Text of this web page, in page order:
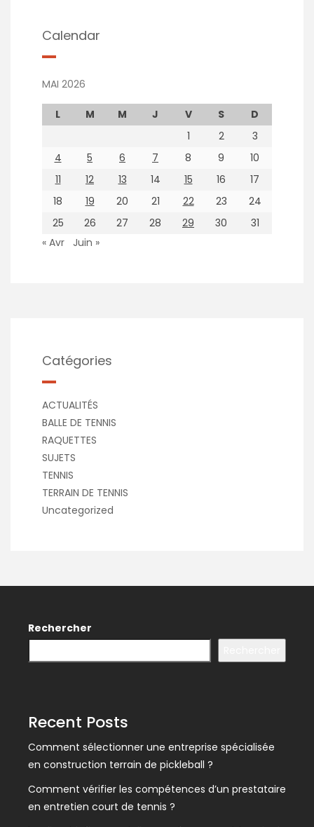
Calendar
MAI 2026
L M M J V S
D
1
2
3
4
5 6 7 8 9
10
11
12 13 14 15 16
17
18
19 20 21 22 23
24
25
26 27 28 29 30
31
« Avr
Juin »
Catégories
ACTUALITÉS
BALLE DE TENNIS
RAQUETTES
SUJETS
TENNIS
TERRAIN DE TENNIS
Uncategorized
Rechercher
Recent Posts
Comment sélectionner une entreprise spécialisée
en construction terrain de pickleball ?
Comment vérifier les compétences d’un prestataire
en entretien court de tennis ?